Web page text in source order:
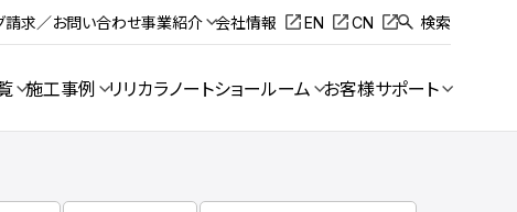
請求／お問い合わせ事業紹介 会社情報 EN CN 検索
施工事例 リリカラノートショールーム お客様サポート